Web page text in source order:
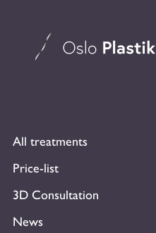
All treatments
Price-list
3D Consultation
News